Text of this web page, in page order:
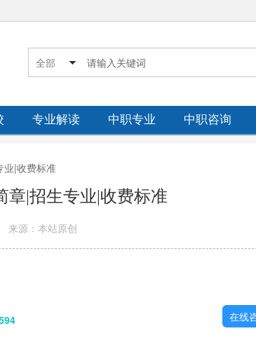
专业解读 中职专业 中职咨询
业|收费标准
章|招生专业|收费标准
来源：本站原创
在线